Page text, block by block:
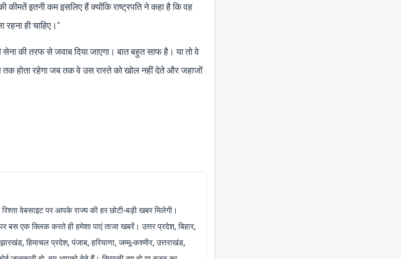
इतनी कम इसलिए हैं क्योंकि राष्ट्रपति ने कहा है कि वह
ही चाहिए।"
की तरफ से जवाब दिया जाएगा। बात बहुत साफ है। या तो वे
होता रहेगा जब तक वे उस रास्ते को खोल नहीं देते और जहाजों
वेबसाइट पर आपके राज्य की हर छोटी-बड़ी खबर मिलेगी।
बस एक क्लिक करते ही हमेशा पाएं ताजा खबरें। उत्तर प्रदेश, बिहार,
हिमाचल प्रदेश, पंजाब, हरियाणा, जम्मू-कश्मीर, उत्तराखंड,